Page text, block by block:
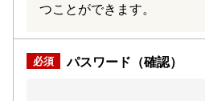
つことができます。
パスワード（確認）